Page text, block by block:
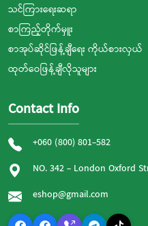
သင်ကြားရေးဆရာ
စာကြည့်တိုက်မှူး
စာအုပ်ဆိုင်ဖြန့်ချီရေး ကိုယ်စားလှယ်
ထုတ်ဝေဖြန့်ချီလိုသူများ
Contact Info
+060 (800) 801-582
NO. 342 - London Oxford
eshop@gmail.com